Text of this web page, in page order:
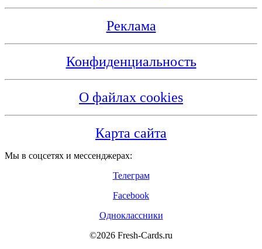
Реклама
Конфиденциальность
О файлах cookies
Карта сайта
Мы в соцсетях и мессенджерах:
Телеграм
Facebook
Одноклассники
©2026 Fresh-Cards.ru